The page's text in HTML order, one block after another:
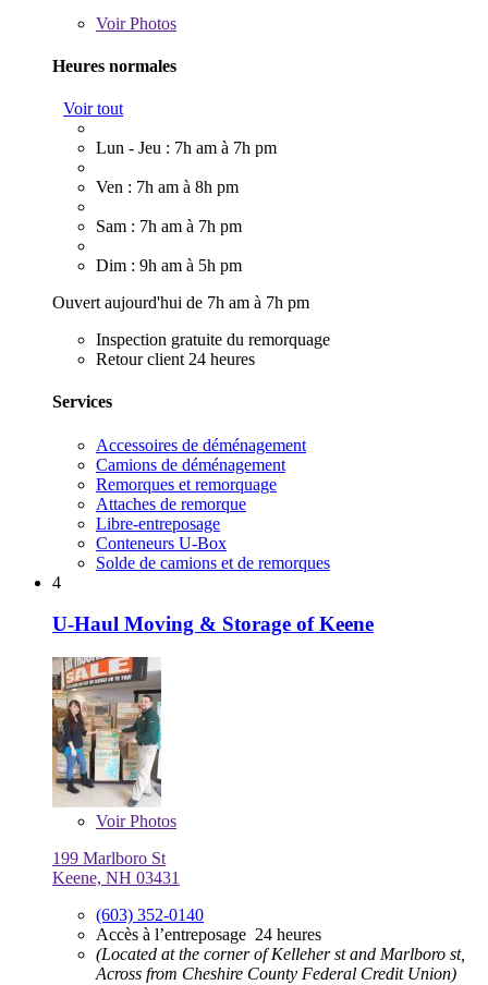
VoirPhotos
Heures normales
Voir tout
Lun - Jeu : 7h am à 7h pm
Ven : 7h am à 8h pm
Sam : 7h am à 7h pm
Dim : 9h am à 5h pm
Ouvert aujourd'hui de 7h am à 7h pm
Inspection gratuite du remorquage
Retour client 24 heures
Services
Accessoires de déménagement
Camions de déménagement
Remorques et remorquage
Attaches de remorque
Libre-entreposage
Conteneurs U-Box
Solde de camions et de remorques
4
U-Haul Moving & Storage of Keene
VoirPhotos
199 Marlboro St
Keene, NH 03431
(603) 352-0140
Accès à l’entreposage 24 heures
(Located at the corner of Kelleher st and Marlboro st,
Across from Cheshire County Federal Credit Union)